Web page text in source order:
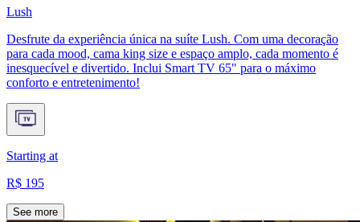
Lush
Desfrute da experiência única na suíte Lush. Com uma decoração
para cada mood, cama king size e espaço amplo, cada momento é
inesquecível e divertido. Inclui Smart TV 65" para o máximo
conforto e entretenimento!
Starting at
R$ 195
See more